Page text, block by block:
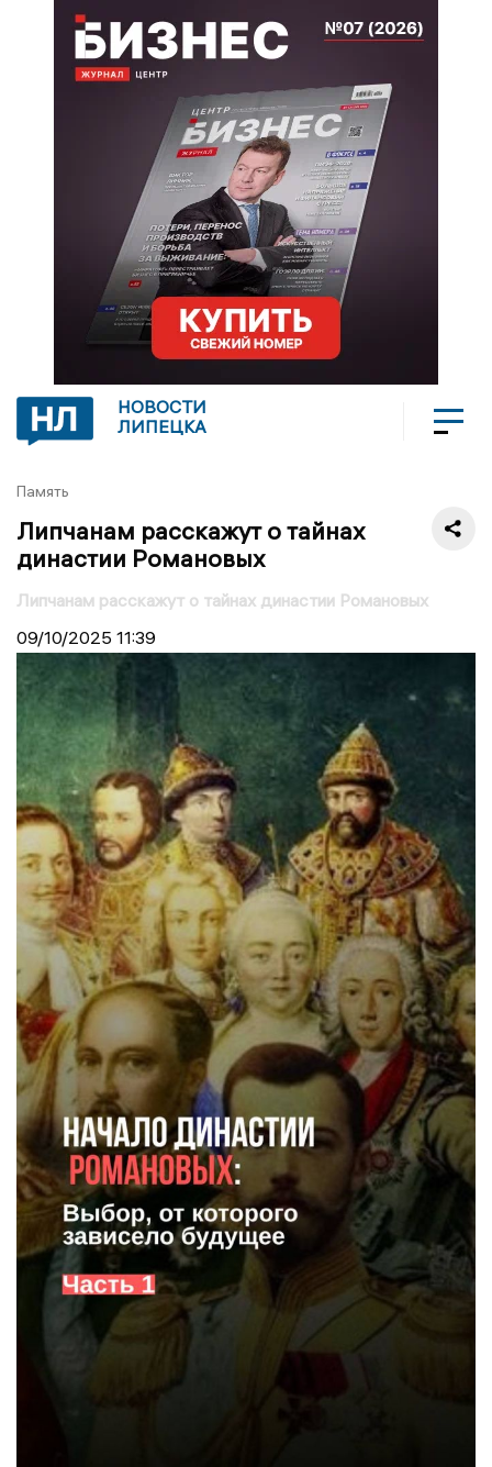
НОВОСТИ
ЛИПЕЦКА
Память
Липчанам расскажут о тайнах
династии Романовых
Липчанам расскажут о тайнах династии Романовых
09/10/2025 11:39